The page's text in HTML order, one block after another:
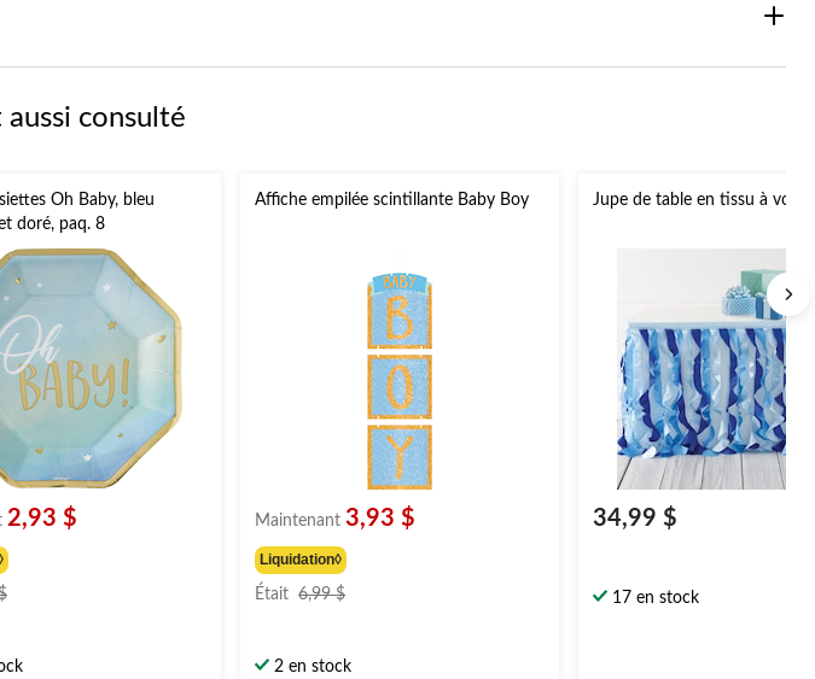
aussi consulté
Oh Baby, bleu
doré, paq. 8
2,93 $
Affiche empilée scintillante Baby Boy
Maintenant 3,93 $
Liquidation◊
Était 6,99 $
2 en stock
Jupe de table en tissu à
34,99 $
17 en stock